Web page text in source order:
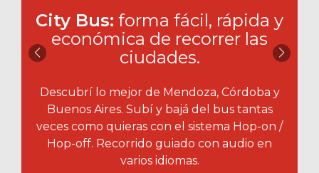
City Bus: forma fácil, rápida y
económica de recorrer las
ciudades.​
Descubrí lo mejor de Mendoza, Córdoba y
Buenos Aires. Subí y bajá del bus tantas
veces como quieras con el sistema Hop-on /
Hop-off. Recorrido guiado con audio en
varios idiomas.